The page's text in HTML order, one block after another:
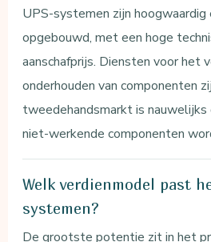
UPS-systemen zijn hoogwaardig
opgebouwd, met een hoge
aanschafprijs. Diensten voor het
onderhouden van componenten
tweedehandsmarkt is
niet-werkende componenten
Welk verdienmodel past
systemen?
De grootste potentie zit in het